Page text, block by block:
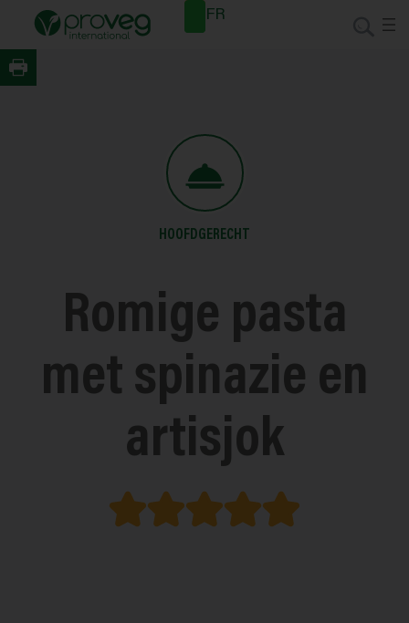
de
inhoud
FR
HOOFDGERECHT
Romige pasta
met spinazie en
artisjok